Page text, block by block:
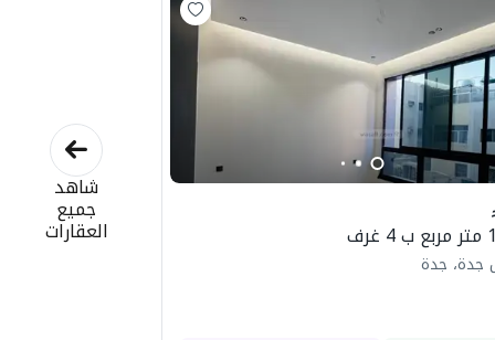
جدة، جدة
شاهد
جميع
العقارات